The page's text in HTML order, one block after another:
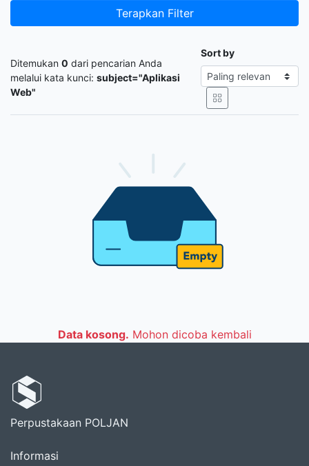
Terapkan Filter
Ditemukan 0 dari pencarian Anda
melalui kata kunci: subject="Aplikasi
Web"
Sort by
Data kosong. Mohon dicoba kembali
Perpustakaan POLJAN
Informasi